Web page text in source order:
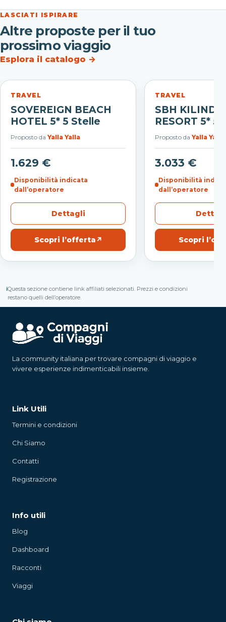
LASCIATI ISPIRARE
Altre proposte per il tuo
prossimo viaggio
Esplora il catalogo →
TRAVEL
SOVEREIGN BEACH
HOTEL 5* 5 Stelle
Proposto da Yalla Yalla
1.629 €
Disponibilità indicata
dall’operatore
Dettagli
Scopri l’offerta↗
TRAVEL
SBH
RESORT 5* 5
Proposto da Yalla Yalla
3.033 €
Disponibilità
dall’operatore
Scopri
ℹQuesta sezione contiene link affiliati selezionati. Prezzi e condizioni
restano quelli dell’operatore.
La community italiana per trovare compagni di viaggio e
vivere esperienze indimenticabili insieme.
Link Utili
Termini e condizioni
Chi Siamo
Contatti
Registrazione
Info utili
Blog
Dashboard
Racconti
Viaggi